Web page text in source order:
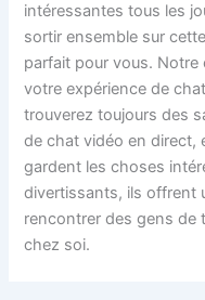
intéressantes tous les
sortir ensemble sur
parfait pour vous. Notre
votre expérience de
trouverez toujours des
de chat vidéo en direct,
gardent les choses
divertissants, ils offrent
rencontrer des gens de
chez soi.